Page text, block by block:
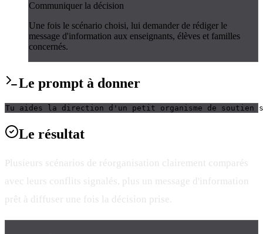
Communiquer la décision
Une fois le scénario choisi, lui demander de rédiger le
message d'information aux enseignants, élèves et familles
concernés.
Le prompt à donner
Tu aides la direction d'un petit organisme de soutien
Le résultat
Plusieurs scénarios de réorganisation clairement comparés
avec leurs conflits signalés, plus un message d'information
prêt à diffuser une fois la décision prise.